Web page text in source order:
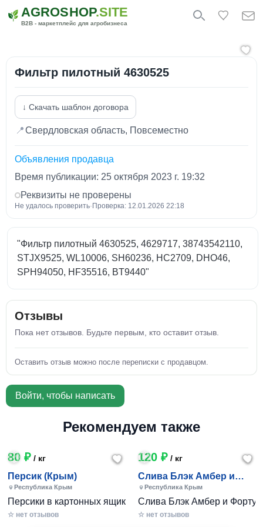
AGROSHOP.SITE
B2B - маркетплейс для агробизнеса
Фильтр пилотный 4630525
↓ Скачать шаблон договора
📍Свердловская область, Повсеместно
Объявления продавца
Время публикации: 25 октября 2023 г. 19:32
Реквизиты не проверены
Не удалось проверить· Проверка: 12.01.2026 22:18
"Фильтр пилотный 4630525, 4629717, 38743542110,
STJX9525, WL10006, SH60236, HC2709, DHO46,
SPH94050, HF35516, BT9440"
Отзывы
Пока нет отзывов. Будьте первым, кто оставит отзыв.
Оставить отзыв можно после переписки с продавцом.
Войти, чтобы написать
Рекомендуем также
80 ₽ / кг
Персик (Крым)
Республика Крым
Персики в картонных ящиках по 7-10 кг. Цена 80-200 руб
☆ нет отзывов
120 ₽/ кг
Слива Блэк Амбер и
Фортуна (Крым)
Республика Крым
Слива Блэк Амбер и
☆ нет отзывов